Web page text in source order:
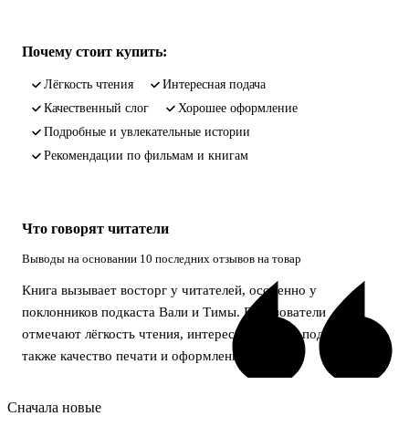
Почему стоит купить:
лёгкость чтения
интересная подача
качественный слог
хорошее оформление
подробные и увлекательные истории
рекомендации по фильмам и книгам
Что говорят читатели
Выводы на основании 10 последних отзывов на товар
Книга вызывает восторг у читателей, особенно у
поклонников подкаста Вали и Тимы. Пользователи
отмечают лёгкость чтения, интересный слог и подачу, а
также качество печати и оформления.
Сначала новые